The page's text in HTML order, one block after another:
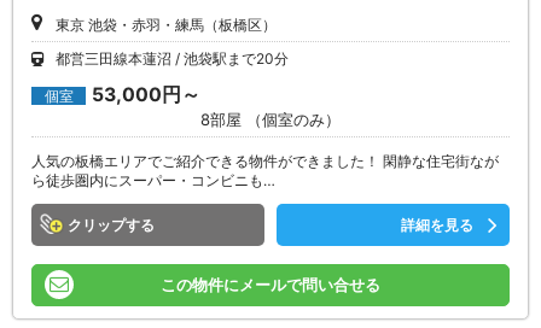
東京 池袋・赤羽・練馬（板橋区）
都営三田線本蓮沼
池袋駅まで20分
個室 53,000円～
8部屋 （個室のみ）
人気の板橋エリアでご紹介できる物件ができました！ 閑静な住宅街なが
ら徒歩圏内にスーパー・コンビニも…
クリップ 詳細を見る
この物件にメールで問い合せる